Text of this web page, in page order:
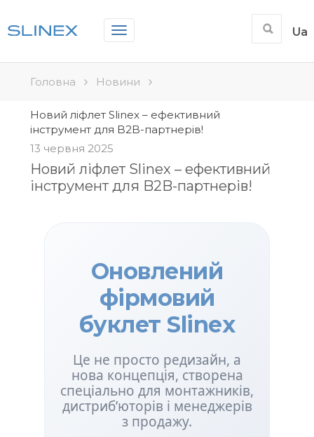
Toggle
navigation
Ua
Головна Новини
Новий ліфлет Slinex – ефективний
інструмент для B2B-партнерів!
13 червня 2025
Новий ліфлет Slinex – ефективний
інструмент для B2B-партнерів!
Оновлений
фірмовий
буклет Slinex
Це не просто редизайн, а
нова концепція, створена
спеціально для монтажників,
дистриб’юторів і менеджерів
з продажу.